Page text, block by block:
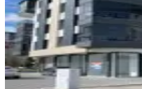
Ankara, Sincan
1 Oda
·
40.500 ₺45.500 ₺
Aynur Hırtıslı Aynur Hırtıslı